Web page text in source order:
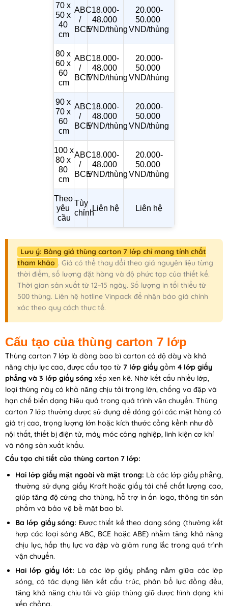
70 x
50 x
40
cm
ABC
/
BCE
18.000-
48.000
VND/thùng
20.000-
50.000
VND/thùng
80 x
60 x
60
cm
ABC
/
BCE
18.000-
48.000
VND/thùng
20.000-
50.000
VND/thùng
90 x
70 x
60
cm
ABC
/
BCE
18.000-
48.000
VND/thùng
20.000-
50.000
VND/thùng
100 x
80 x
80
cm
ABC
/
BCE
18.000-
48.000
VND/thùng
20.000-
50.000
VND/thùng
Theo
yêu
cầu
Tùy
chỉnhLiên hệ Liên hệ
Lưu ý: Bảng giá thùng carton 7 lớp chỉ mang tính chất
tham khảo . Giá có thể thay đổi theo giá nguyên liệu từng
thời điểm, số lượng đặt hàng và độ phức tạp của thiết kế.
Thời gian sản xuất từ 12–15 ngày. Số lượng in tối thiểu từ
500 thùng. Liên hệ hotline Vinpack để nhận báo giá chính
xác theo quy cách thực tế.
Cấu tạo của thùng carton 7 lớp
Thùng carton 7 lớp là dòng bao bì carton có độ dày và khả
năng chịu lực cao, được cấu tạo từ 7 lớp giấy gồm 4 lớp giấy
phẳng và 3 lớp giấy sóng xếp xen kẽ. Nhờ kết cấu nhiều lớp,
loại thùng này có khả năng chịu tải trọng lớn, chống va đập và
hạn chế biến dạng hiệu quả trong quá trình vận chuyển. Thùng
carton 7 lớp thường được sử dụng để đóng gói các mặt hàng có
giá trị cao, trọng lượng lớn hoặc kích thước cồng kềnh như đồ
nội thất, thiết bị điện tử, máy móc công nghiệp, linh kiện cơ khí
và nông sản xuất khẩu.
Cấu tạo chi tiết của thùng carton 7 lớp:
Hai lớp giấy mặt ngoài và mặt trong: Là các lớp giấy phẳng,
thường sử dụng giấy Kraft hoặc giấy tái chế chất lượng cao,
giúp tăng độ cứng cho thùng, hỗ trợ in ấn logo, thông tin sản
phẩm và bảo vệ bề mặt bao bì.
Ba lớp giấy sóng: Được thiết kế theo dạng sóng (thường kết
hợp các loại sóng ABC, BCE hoặc ABE) nhằm tăng khả năng
chịu lực, hấp thụ lực va đập và giảm rung lắc trong quá trình
vận chuyển.
Hai lớp giấy lót: Là các lớp giấy phẳng nằm giữa các lớp
sóng, có tác dụng liên kết cấu trúc, phân bổ lực đồng đều,
tăng khả năng chịu tải và giúp thùng giữ được hình dạng khi
xếp chồng.